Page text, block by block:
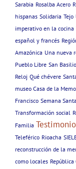
Sarabia Rosalba Acero
hispanas Solidaria Tejo
imperativo en la cocina
español y francés
Amazónica Una nueva
Pueblo Libre San
Reloj Qué chévere
museo Casa de la
Francisco Semana Santa
Transformación social
Familia
Teleférico Rioacha
reconstrucción de la
como locales República